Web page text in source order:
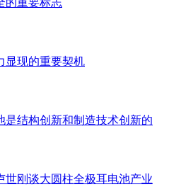
的重要标志
显现的重要契机
是结构创新和制造技术创新的
世刚谈大圆柱全极耳电池产业